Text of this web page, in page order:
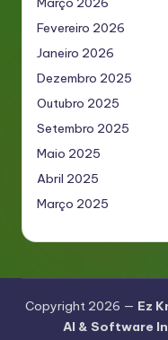
Fevereiro 2026
Janeiro 2026
Dezembro 2025
Outubro 2025
Setembro 2025
Maio 2025
Abril 2025
Março 2025
Copyright 2026 — Ez
AI & Software